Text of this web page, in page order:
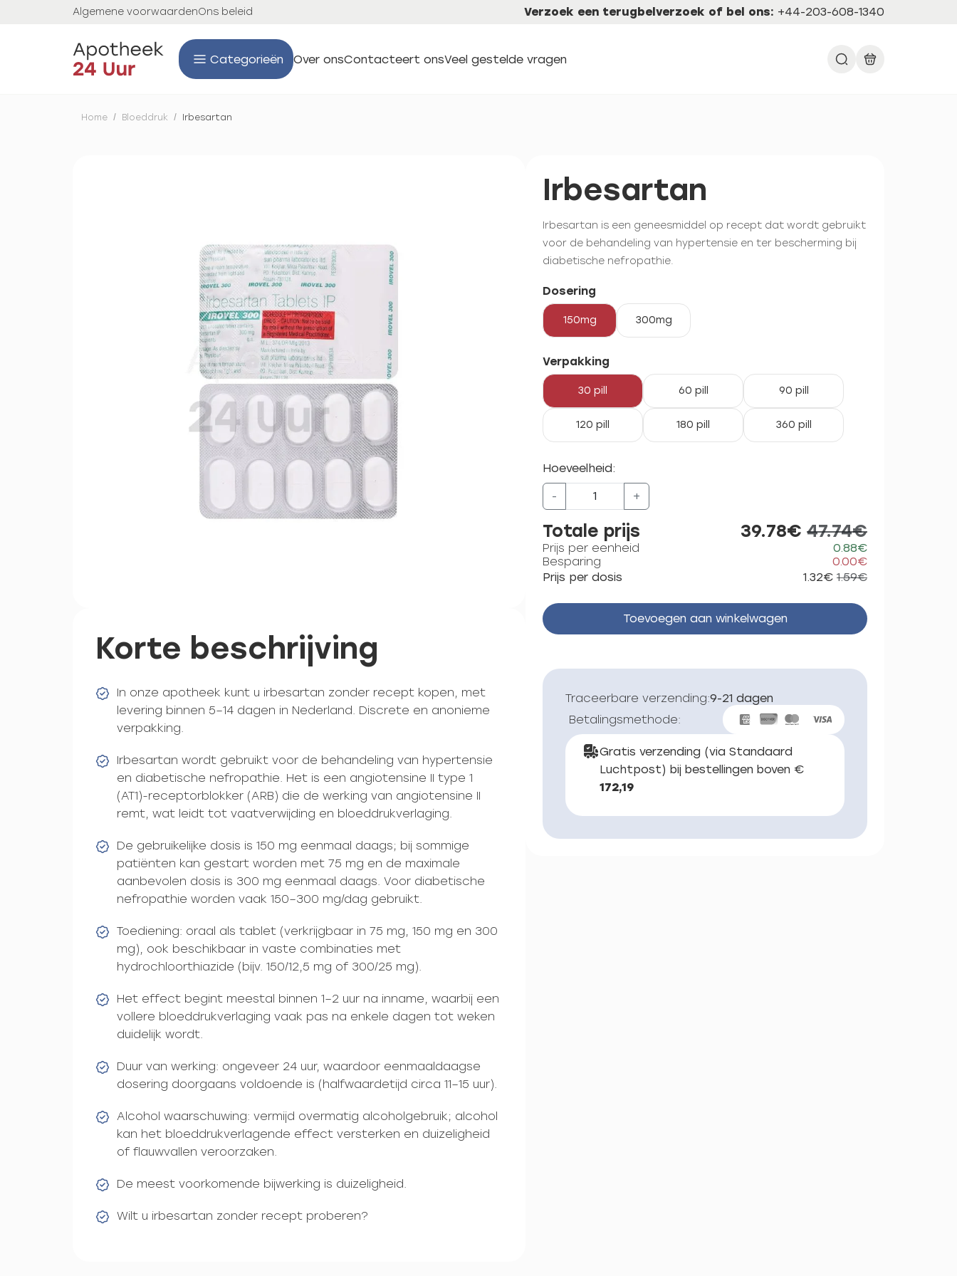
Algemene voorwaardenOns beleid Verzoek een terugbelverzoek of bel ons: +44-203-608-1340
Categorieën Over onsContacteert onsVeel gestelde vragen
Home / Bloeddruk / Irbesartan
Korte beschrijving
In onze apotheek kunt u irbesartan zonder recept kopen, met
levering binnen 5–14 dagen in Nederland. Discrete en anonieme
verpakking.
Irbesartan wordt gebruikt voor de behandeling van hypertensie
en diabetische nefropathie. Het is een angiotensine II type 1
(AT1)-receptorblokker (ARB) die de werking van angiotensine II
remt, wat leidt tot vaatverwijding en bloeddrukverlaging.
De gebruikelijke dosis is 150 mg eenmaal daags; bij sommige
patiënten kan gestart worden met 75 mg en de maximale
aanbevolen dosis is 300 mg eenmaal daags. Voor diabetische
nefropathie worden vaak 150–300 mg/dag gebruikt.
Toediening: oraal als tablet (verkrijgbaar in 75 mg, 150 mg en 300
mg), ook beschikbaar in vaste combinaties met
hydrochloorthiazide (bijv. 150/12,5 mg of 300/25 mg).
Het effect begint meestal binnen 1–2 uur na inname, waarbij een
vollere bloeddrukverlaging vaak pas na enkele dagen tot weken
duidelijk wordt.
Duur van werking: ongeveer 24 uur, waardoor eenmaaldaagse
dosering doorgaans voldoende is (halfwaardetijd circa 11–15 uur).
Alcohol waarschuwing: vermijd overmatig alcoholgebruik; alcohol
kan het bloeddrukverlagende effect versterken en duizeligheid
of flauwvallen veroorzaken.
De meest voorkomende bijwerking is duizeligheid.
Wilt u irbesartan zonder recept proberen?
Irbesartan
Irbesartan is een geneesmiddel op recept dat wordt gebruikt
voor de behandeling van hypertensie en ter bescherming bij
diabetische nefropathie.
Dosering
150mg 300mg
Verpakking
30 pill 60 pill 90 pill
120 pill 180 pill 360 pill
Hoeveelheid:
- +
Totale prijs 39.78€ 47.74€
Prijs per eenheid
0.88€
Besparing
0.00€
Prijs per dosis
1.32€ 1.59€
Toevoegen aan winkelwagen
Traceerbare verzending:9-21 dagen
Betalingsmethode:
Gratis verzending (via Standaard
Luchtpost) bij bestellingen boven €
172,19